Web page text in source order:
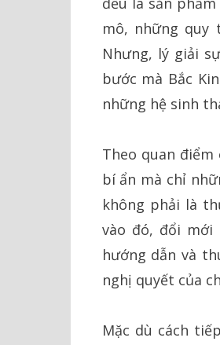
mô, những quy
Nhưng, lý giải
bước mà Bắc
những hệ sinh
Theo quan
bí ẩn mà chỉ
không phải là
vào đó, đổi
hướng dẫn và
nghị quyết của
Mặc dù cách